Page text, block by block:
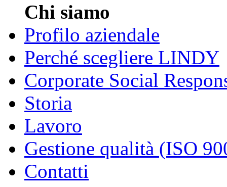
Chi siamo
Profilo aziendale
Perché scegliere LINDY
Corporate Social
Storia
Lavoro
Gestione qualità (ISO
Contatti